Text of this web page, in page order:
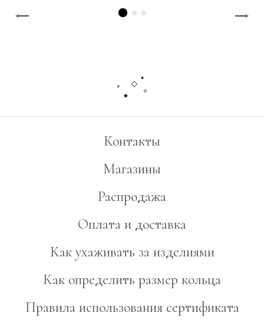
Контакты
Магазины
Распродажа
Оплата и доставка
Как ухаживать за изделиями
Как определить размер кольца
Правила использования сертификата